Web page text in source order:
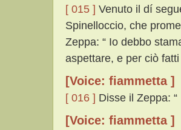
[ 015 ] Venuto il dí
Spinelloccio, che
Zeppa: “ Io debbo
aspettare, e per ciò fatti
[Voice: fiammetta ]
[ 016 ] Disse il Zeppa:
[Voice: fiammetta ]